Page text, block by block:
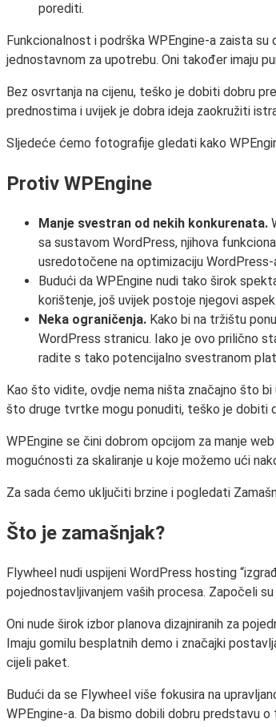
porediti.
Funkcionalnost i podrška WPEngine-a zaista
jednostavnom za upotrebu. Oni također imaju
Bez osvrtanja na cijenu, teško je dobiti dobru
prednostima i uvijek je dobra ideja zaokružiti
Sljedeće ćemo fotografije gledati kako
Protiv WPEngine
Manje svestran od nekih konkurenata.
sa sustavom WordPress, njihova
usredotočene na optimizaciju
Budući da WPEngine nudi tako širok
korištenje, još uvijek postoje njegovi
Neka ograničenja. Kako bi na tržištu
WordPress stranicu. Iako je ovo prilično
radite s tako potencijalno svestranom
Kao što vidite, ovdje nema ništa značajno što
što druge tvrtke mogu ponuditi, teško je dobiti
WPEngine se čini dobrom opcijom za manje
mogućnosti za skaliranje u koje možemo ući
Za sada ćemo uključiti brzine i pogledati
Što je zamašnjak?
Flywheel nudi uspijeni WordPress hosting
pojednostavljivanjem vaših procesa. Započeli
Oni nude širok izbor planova dizajniranih za
Imaju gomilu besplatnih demo i značajki
cijeli paket.
Budući da se Flywheel više fokusira na
WPEngine-a. Da bismo dobili dobru predstavu